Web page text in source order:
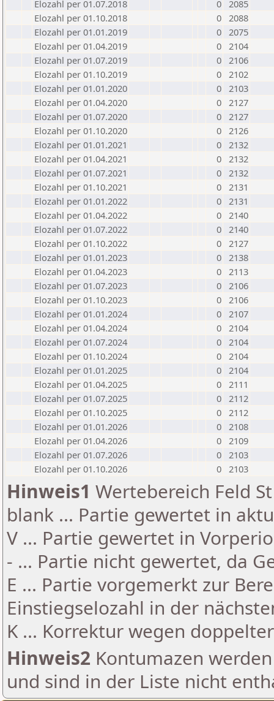
Elozahl per 01.07.2018
0 2085
Elozahl per 01.10.2018
0 2088
Elozahl per 01.01.2019
0 2075
Elozahl per 01.04.2019
0 2104
Elozahl per 01.07.2019
0 2106
Elozahl per 01.10.2019
0 2102
Elozahl per 01.01.2020
0 2103
Elozahl per 01.04.2020
0 2127
Elozahl per 01.07.2020
0 2127
Elozahl per 01.10.2020
0 2126
Elozahl per 01.01.2021
0 2132
Elozahl per 01.04.2021
0 2132
Elozahl per 01.07.2021
0 2132
Elozahl per 01.10.2021
0 2131
Elozahl per 01.01.2022
0 2131
Elozahl per 01.04.2022
0 2140
Elozahl per 01.07.2022
0 2140
Elozahl per 01.10.2022
0 2127
Elozahl per 01.01.2023
0 2138
Elozahl per 01.04.2023
0 2113
Elozahl per 01.07.2023
0 2106
Elozahl per 01.10.2023
0 2106
Elozahl per 01.01.2024
0 2107
Elozahl per 01.04.2024
0 2104
Elozahl per 01.07.2024
0 2104
Elozahl per 01.10.2024
0 2104
Elozahl per 01.01.2025
0 2104
Elozahl per 01.04.2025
0 2111
Elozahl per 01.07.2025
0 2112
Elozahl per 01.10.2025
0 2112
Elozahl per 01.01.2026
0 2108
Elozahl per 01.04.2026
0 2109
Elozahl per 01.07.2026
0 2103
Elozahl per 01.10.2026
0 2103
Hinweis1 Wertebereich Feld
blank ... Partie gewertet in
V ... Partie gewertet in
- ... Partie nicht gewertet, da
E ... Partie vorgemerkt zur
Einstiegselozahl in der
K ... Korrektur wegen
Hinweis2 Kontumazen
und sind in der Liste nicht